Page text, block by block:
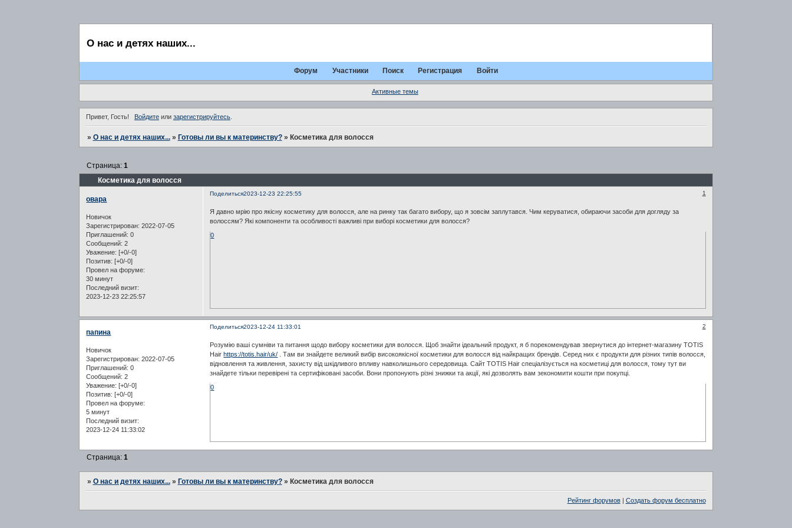
О нас и детях наших...
Форум Участники Поиск Регистрация Войти
Активные темы
Привет, Гость! Войдитеили зарегистрируйтесь.
» О нас и детях наших... » Готовы ли вы к материнству? » Косметика для волосся
Косметика для волосся
Страница: 1
Поделиться 1
2023-12-23 22:25:55
овара
Новичок
Зарегистрирован: 2022-07-05
Приглашений: 0
Сообщений: 2
Уважение: [+0/-0]
Позитив: [+0/-0]
Провел на форуме:
30 минут
Последний визит:
2023-12-23 22:25:57
Я давно мрію про якісну косметику для волосся, але на ринку так багато вибору, що я зовсім заплутався. Чим керуватися, обираючи засоби для догляду за
волоссям? Які компоненти та особливості важливі при виборі косметики для волосся?
0
Поделиться 2
2023-12-24 11:33:01
папина
Новичок
Зарегистрирован: 2022-07-05
Приглашений: 0
Сообщений: 2
Уважение: [+0/-0]
Позитив: [+0/-0]
Провел на форуме:
5 минут
Последний визит:
2023-12-24 11:33:02
Розумію ваші сумніви та питання щодо вибору косметики для волосся. Щоб знайти ідеальний продукт, я б порекомендував звернутися до інтернет-магазину TOTIS
Hairhttps://totis.hair/uk/ . Там ви знайдете великий вибір високоякісної косметики для волосся від найкращих брендів. Серед них є продукти для різних типів волосся,
відновлення та живлення, захисту від шкідливого впливу навколишнього середовища. Сайт TOTIS Hair спеціалізується на косметиці для волосся, тому тут ви
знайдете тільки перевірені та сертифіковані засоби. Вони пропонують різні знижки та акції, які дозволять вам зекономити кошти при покупці.
0
Страница: 1
» О нас и детях наших... » Готовы ли вы к материнству? » Косметика для волосся
Рейтинг форумов| Создать форум бесплатно